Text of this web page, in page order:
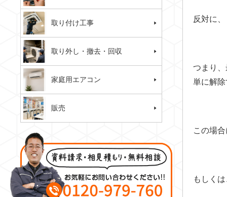
反対に
つまり
単に解
この場
もしく
取り付け工事
取り外し・撤去・回収
家庭用エアコン
販売